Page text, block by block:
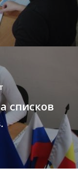
списков